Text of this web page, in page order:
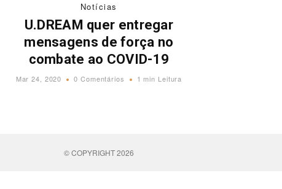
Notícias
U.DREAM quer entregar
mensagens de força no
combate ao COVID-19
Mar 24, 2020 0 Comentários 1 min Leitura
© COPYRIGHT 2026